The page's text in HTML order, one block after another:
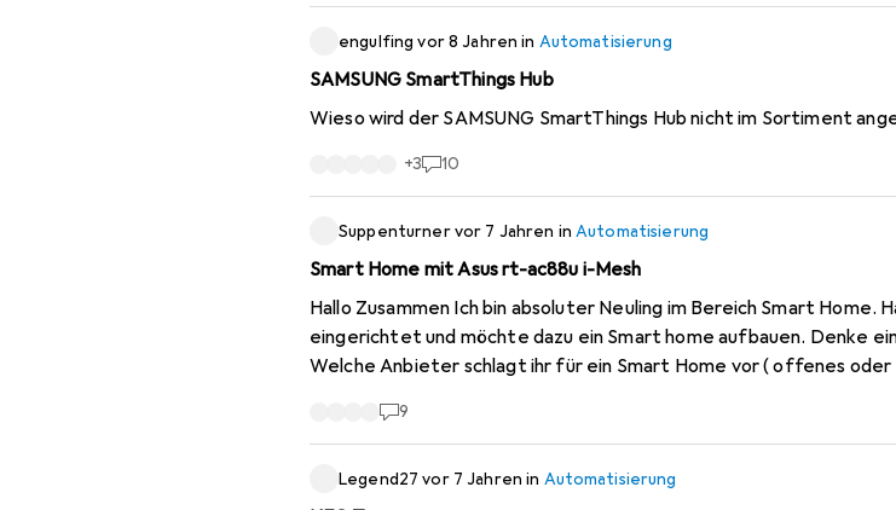
engulfing vor 8 Jahren in Automatisierung
SAMSUNG SmartThings Hub
Wieso wird der SAMSUNG SmartThings Hub nicht im Sortiment
+3 10
Suppenturnervor 7 Jahren inAutomatisierung
Smart Home mit Asus rt-ac88u i-Mesh
Hallo Zusammen Ich bin absoluter Neuling im Bereich Smart Home. Habe zu Hause mit Asus ein Mesh WLAN
eingerichtet und möchte dazu ein Smart home aufbauen. Denke
Welche Anbieter schlagt ihr für ein Smart Home vor ( offenes oder
9
Legend27 vor 7 Jahren in Automatisierung